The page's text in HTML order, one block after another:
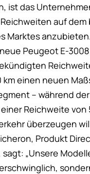
ist das
auf dem
Marktes
Peugeot E-
km einen neuen
– während
Reichweite von
überzeugen
Produkt
sagt: „Unsere